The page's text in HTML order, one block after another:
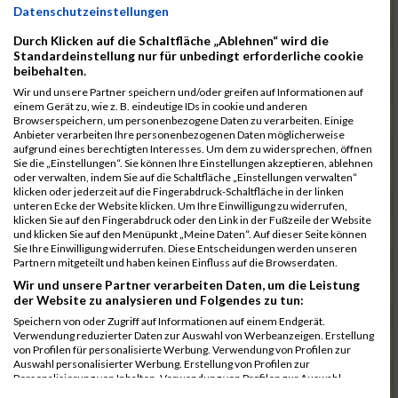
11084 Robles Santolalla Rb
11052
Lauterbach Rb
00:41:08.1
11005
Fuchs Rb
00:41:09.2
11088
Ruff Rb
00:41:12.6
10988
Dauerer Rb
00:41:47.4
10987
Burkl Rb
00:42:27.9
11119
Welzenbach Rb
00:42:28.2
11073
Olbrich Rb
00:42:36.7
11019
Haasler Rb
00:42:50.6
11053
Lederer Rb
00:42:57.3
11103
Seuling Rb
00:43:13.1
11026
Heidbrecht Rb
00:44:21.7
10969
Babac Rb
00:44:39.9
10993
Dönek Rb
00:45:42.1
Datenschutzeinstellungen
Durch Klicken auf die Schaltfläche „Ablehnen“ wird die
Standardeinstellung nur für unbedingt erforderliche cookie
beibehalten.
Wir und unsere Partner speichern und/oder greifen auf Informationen auf
einem Gerät zu, wie z. B. eindeutige IDs in cookie und anderen
Browserspeichern, um personenbezogene Daten zu verarbeiten. Einige
Anbieter verarbeiten Ihre personenbezogenen Daten möglicherweise
aufgrund eines berechtigten Interesses. Um dem zu widersprechen, öffnen
Sie die „Einstellungen“. Sie können Ihre Einstellungen akzeptieren, ablehnen
oder verwalten, indem Sie auf die Schaltfläche „Einstellungen verwalten“
klicken oder jederzeit auf die Fingerabdruck-Schaltfläche in der linken
unteren Ecke der Website klicken. Um Ihre Einwilligung zu widerrufen,
klicken Sie auf den Fingerabdruck oder den Link in der Fußzeile der Website
und klicken Sie auf den Menüpunkt „Meine Daten“. Auf dieser Seite können
Sie Ihre Einwilligung widerrufen. Diese Entscheidungen werden unseren
Partnern mitgeteilt und haben keinen Einfluss auf die Browserdaten.
Wir und unsere Partner verarbeiten Daten, um die Leistung
der Website zu analysieren und Folgendes zu tun:
Speichern von oder Zugriff auf Informationen auf einem Endgerät.
Verwendung reduzierter Daten zur Auswahl von Werbeanzeigen. Erstellung
von Profilen für personalisierte Werbung. Verwendung von Profilen zur
Auswahl personalisierter Werbung. Erstellung von Profilen zur
Personalisierung von Inhalten. Verwendung von Profilen zur Auswahl